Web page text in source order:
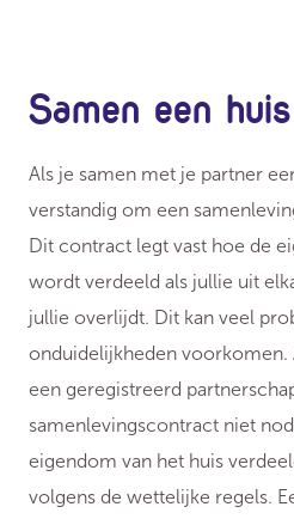
Samen een
Als je samen met je partner
verstandig om een
Dit contract legt vast hoe de
wordt verdeeld als jullie uit
jullie overlijdt. Dit kan veel
onduidelijkheden
een geregistreerd
samenlevingscontract niet
eigendom van het huis
volgens de wettelijke regels.